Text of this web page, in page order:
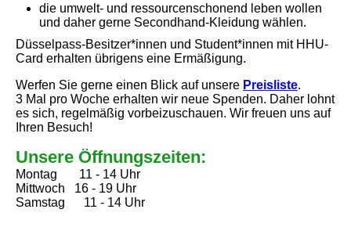
die umwelt- und ressourcenschonend leben wollen
und daher gerne Secondhand-Kleidung wählen.
Düsselpass-Besitzer*innen und Student*innen mit HHU-
Card erhalten übrigens eine Ermäßigung.
Werfen Sie gerne einen Blick auf unsere Preisliste.
3 Mal pro Woche erhalten wir neue Spenden. Daher lohnt
es sich, regelmäßig vorbeizuschauen. Wir freuen uns auf
Ihren Besuch!
Unsere Öffnungszeiten:
Montag 11 - 14 Uhr
Mittwoch 16 - 19 Uhr
Samstag 11 - 14 Uhr